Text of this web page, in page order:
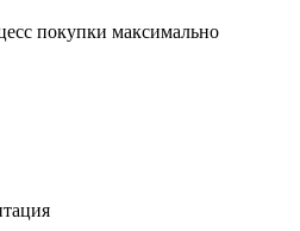
покупки максимально